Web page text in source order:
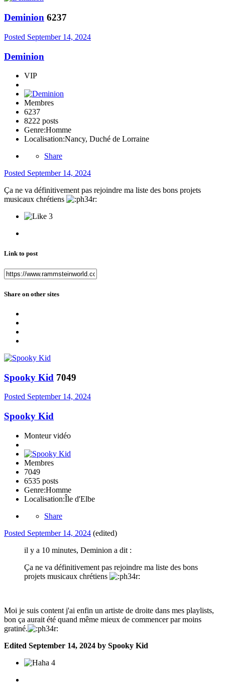
Deminion 6237
Posted September 14, 2024
Deminion
VIP
Membres
6237
8222 posts
Genre:Homme
Localisation:Nancy, Duché de Lorraine
Share
Posted September 14, 2024
Ça ne va définitivement pas rejoindre ma liste des bons projets
musicaux chrétiens
3
Link to post
Share on other sites
Spooky Kid 7049
Posted September 14, 2024
Spooky Kid
Monteur vidéo
Membres
7049
6535 posts
Genre:Homme
Localisation:Île d'Elbe
Share
Posted September 14, 2024 (edited)
il y a 10 minutes, Deminion a dit :
Ça ne va définitivement pas rejoindre ma liste des bons
projets musicaux chrétiens
Moi je suis content j'ai enfin un artiste de droite dans mes playlists,
bon ça aurait été quand même mieux de commencer par moins
gratiné.
Edited September 14, 2024 by Spooky Kid
4